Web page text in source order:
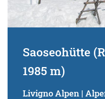
Saoseohütte
1985 m)
Livigno Alpen |